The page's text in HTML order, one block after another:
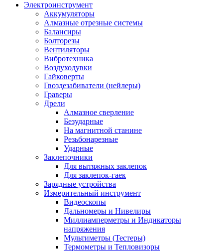
Электроинструмент
Аккумуляторы
Алмазные отрезные системы
Балансиры
Болторезы
Вентиляторы
Вибротехника
Воздуходувки
Гайковерты
Гвоздезабиватели (нейлеры)
Граверы
Дрели
Алмазное сверление
Безударные
На магнитной станине
Резьбонарезные
Ударные
Заклепочники
Для вытяжных заклепок
Для заклепок-гаек
Зарядные устройства
Измерительный инструмент
Видеоскопы
Дальномеры и Нивелиры
Миллиамперметры и Индикаторы
напряжения
Мультиметры (Тестеры)
Термометры и Тепловизоры